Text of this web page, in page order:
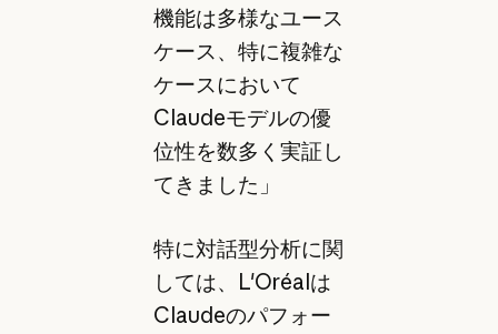
機能は多様なユース
ケース、特に複雑な
ケースにおいて
Claudeモデルの優
位性を数多く実証し
てきました」
特に対話型分析に関
しては、L'Oréalは
Claudeのパフォー